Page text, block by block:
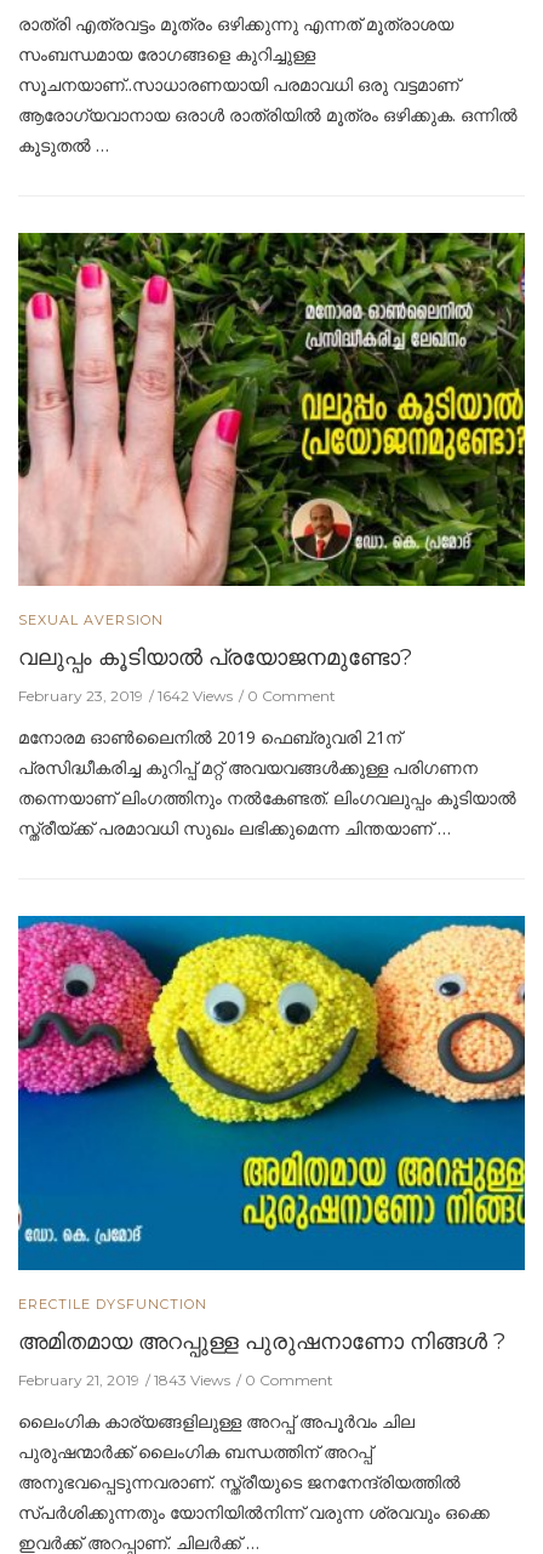
രാത്രി എത്രവട്ടം മൂത്രം ഒഴിക്കുന്നു എന്നത് മൂത്രാശയ
സംബന്ധമായ രോഗങ്ങളെ കുറിച്ചുള്ള
സൂചനയാണ്..സാധാരണയായി പരമാവധി ഒരു വട്ടമാണ്
ആരോഗ്യവാനായ ഒരാള്‍ രാത്രിയില്‍ മൂത്രം ഒഴിക്കുക. ഒന്നില്‍
കൂടുതല്‍ …
SEXUAL AVERSION
വലുപ്പം കൂടിയാൽ പ്രയോജനമുണ്ടോ?
February 23, 2019 1642 Views 0 Comment
മനോരമ ഓണ്‍ലൈനില്‍ 2019 ഫെബ്രുവരി 21ന്
പ്രസിദ്ധീകരിച്ച കുറിപ്പ് മറ്റ് അവയവങ്ങൾക്കുള്ള പരിഗണന
തന്നെയാണ് ലിംഗത്തിനും നൽകേണ്ടത്. ലിംഗവലുപ്പം കൂടിയാൽ
സ്ത്രീയ്ക്ക് പരമാവധി സുഖം ലഭിക്കുമെന്ന ചിന്തയാണ് …
ERECTILE DYSFUNCTION
അമിതമായ അറപ്പുള്ള പുരുഷനാണോ നിങ്ങൾ ?
February 21, 2019 1843 Views 0 Comment
ലൈംഗിക കാര്യങ്ങളിലുള്ള അറപ്പ് അപൂർവം ചില
പുരുഷന്മാർക്ക് ലൈംഗിക ബന്ധത്തിന് അറപ്പ്
അനുഭവപ്പെടുന്നവരാണ്. സ്ത്രീയുടെ ജനനേന്ദ്രിയത്തിൽ
സ്പർശിക്കുന്നതും യോനിയിൽനിന്ന് വരുന്ന ശ്രവവും ഒക്കെ
ഇവർക്ക് അറപ്പാണ്. ചിലർക്ക് …